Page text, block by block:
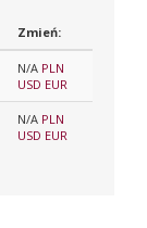
Zmień:
N/A PLN
USD EUR
N/A PLN
USD EUR